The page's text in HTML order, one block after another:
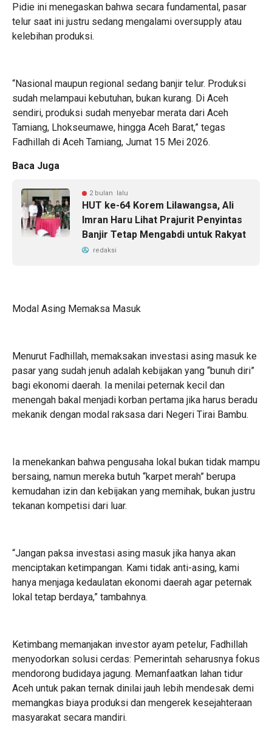
Pidie ini menegaskan bahwa secara fundamental, pasar
telur saat ini justru sedang mengalami oversupply atau
kelebihan produksi.
“Nasional maupun regional sedang banjir telur. Produksi
sudah melampaui kebutuhan, bukan kurang. Di Aceh
sendiri, produksi sudah menyebar merata dari Aceh
Tamiang, Lhokseumawe, hingga Aceh Barat,” tegas
Fadhillah di Aceh Tamiang, Jumat 15 Mei 2026.
Baca Juga
2 bulan lalu
HUT ke-64 Korem Lilawangsa, Ali
Imran Haru Lihat Prajurit Penyintas
Banjir Tetap Mengabdi untuk Rakyat
redaksi
Modal Asing Memaksa Masuk
Menurut Fadhillah, memaksakan investasi asing masuk ke
pasar yang sudah jenuh adalah kebijakan yang “bunuh diri”
bagi ekonomi daerah. Ia menilai peternak kecil dan
menengah bakal menjadi korban pertama jika harus beradu
mekanik dengan modal raksasa dari Negeri Tirai Bambu.
Ia menekankan bahwa pengusaha lokal bukan tidak mampu
bersaing, namun mereka butuh “karpet merah” berupa
kemudahan izin dan kebijakan yang memihak, bukan justru
tekanan kompetisi dari luar.
“Jangan paksa investasi asing masuk jika hanya akan
menciptakan ketimpangan. Kami tidak anti-asing, kami
hanya menjaga kedaulatan ekonomi daerah agar peternak
lokal tetap berdaya,” tambahnya.
Ketimbang memanjakan investor ayam petelur, Fadhillah
menyodorkan solusi cerdas: Pemerintah seharusnya fokus
mendorong budidaya jagung. Memanfaatkan lahan tidur
Aceh untuk pakan ternak dinilai jauh lebih mendesak demi
memangkas biaya produksi dan mengerek kesejahteraan
masyarakat secara mandiri.